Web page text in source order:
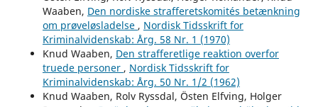
Waaben, Den nordiske strafferetskomités betænkning
om prøveløsladelse , Nordisk Tidsskrift for
Kriminalvidenskab: Årg. 58 Nr. 1 (1970)
Knud Waaben, Den strafferetlige reaktion overfor
truede personer , Nordisk Tidsskrift for
Kriminalvidenskab: Årg. 50 Nr. 1/2 (1962)
Knud Waaben, Rolv Ryssdal, Östen Elfving, Holger